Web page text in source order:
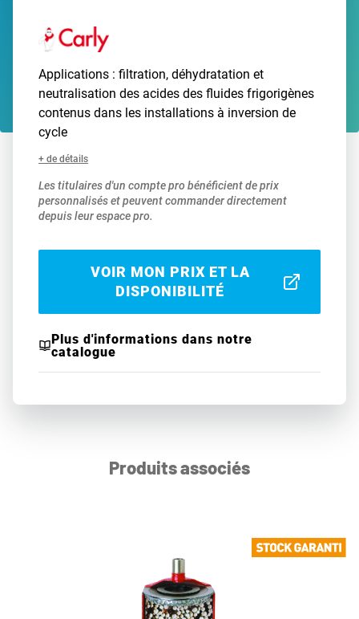
Applications : filtration, déhydratation et
neutralisation des acides des fluides frigorigènes
contenus dans les installations à inversion de
cycle
+ de détails
Les titulaires d'un compte pro bénéficient de prix
personnalisés et peuvent commander directement
depuis leur espace pro.
VOIR MON PRIX ET LA
DISPONIBILITÉ
Plus d'informations dans notre
catalogue
Produits associés